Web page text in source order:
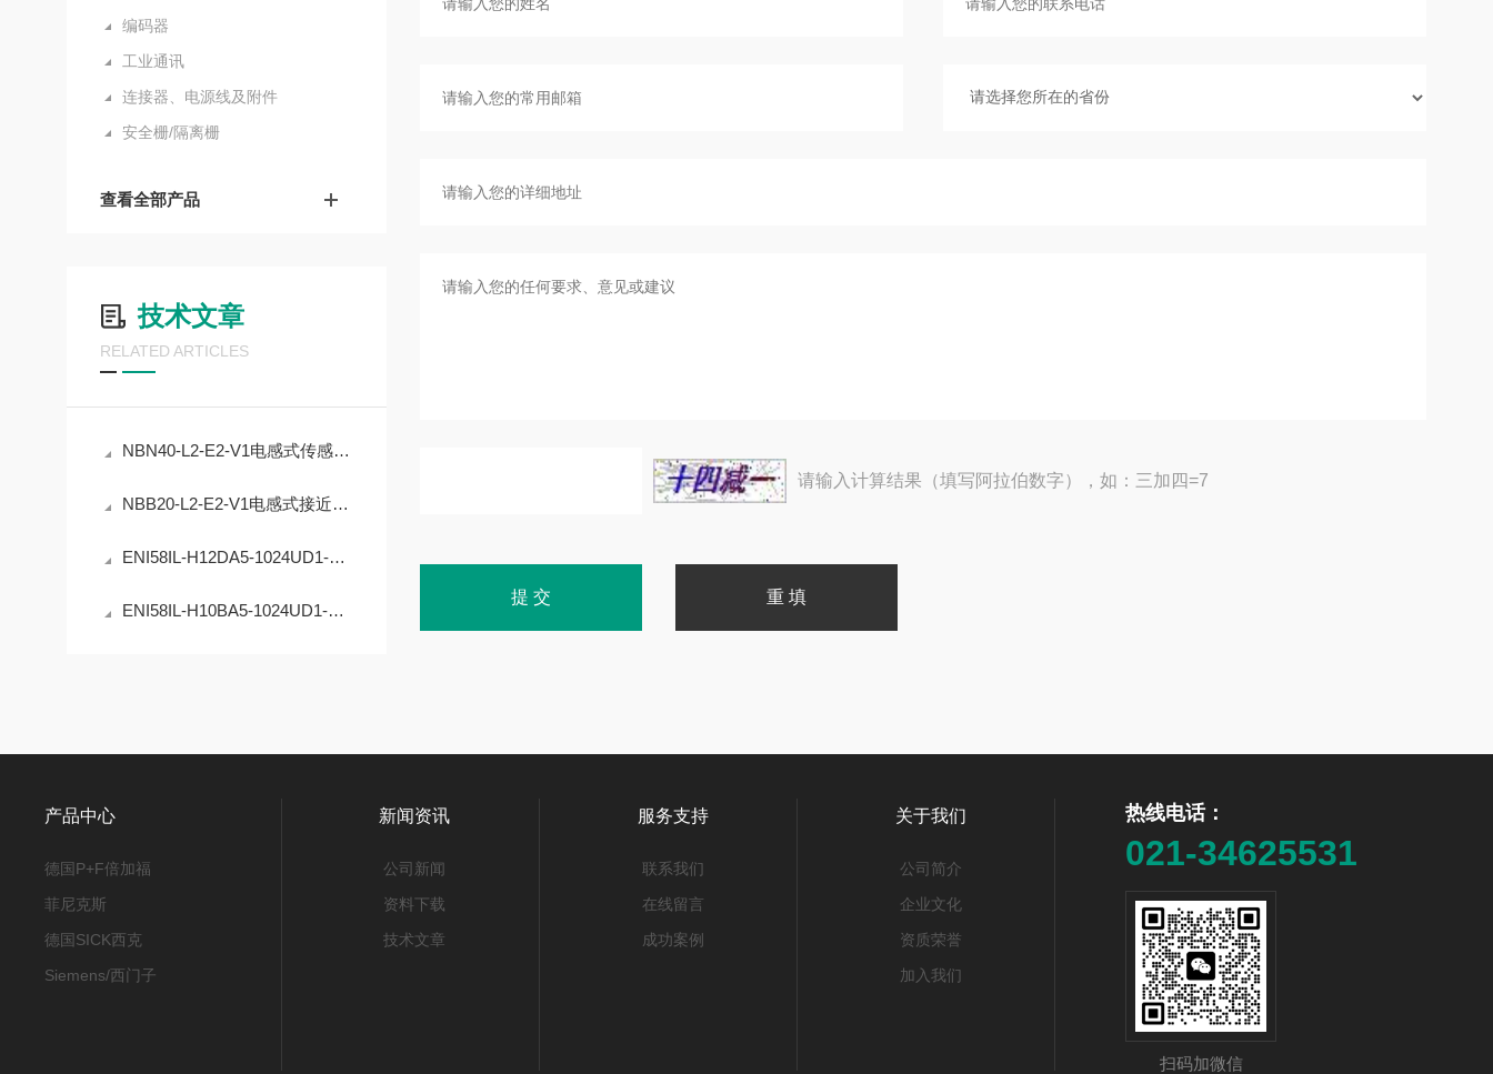
编码器
工业通讯
连接器、电源线及附件
安全栅/隔离栅
查看全部产品
技术文章
RELATED ARTICLES
NBN40-L2-E2-V1电感式传感器的精度稳定性提升
NBB20-L2-E2-V1电感式接近开关的工业自动化应用
ENI58IL-H12DA5-1024UD1-RC1编码器在工业定位中的应用
ENI58IL-H10BA5-1024UD1-RC1编码器的原理与应用
请输入计算结果（填写阿拉伯数字），如：三加四=7
热线电话：
021-34625531
扫码加微信
产品中心
德国P+F倍加福
菲尼克斯
德国SICK西克
Siemens/西门子
新闻资讯
公司新闻
资料下载
技术文章
服务支持
联系我们
在线留言
成功案例
关于我们
公司简介
企业文化
资质荣誉
加入我们